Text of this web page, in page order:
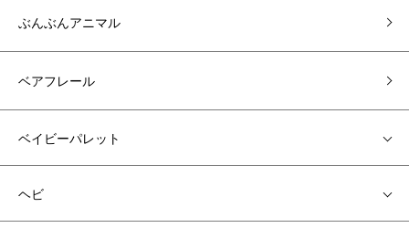
ぶんぶんアニマル
ベアフレール
ベイビーパレット
ヘビ